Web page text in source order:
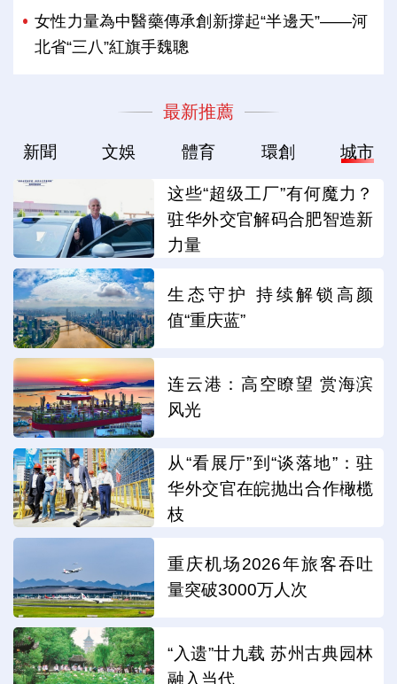
女性力量為中醫藥傳承創新撐起“半邊天”——河
北省“三八”紅旗手魏聰
最新推薦
新聞 文娛 體育 環創 城市
这些“超级工厂”有何魔力？
驻华外交官解码合肥智造新
力量
生态守护 持续解锁高颜
值“重庆蓝”
连云港：高空瞭望 赏海滨
风光
从“看展厅”到“谈落地”：驻
华外交官在皖抛出合作橄榄
枝
重庆机场2026年旅客吞吐
量突破3000万人次
“入遗”廿九载 苏州古典园林
融入当代